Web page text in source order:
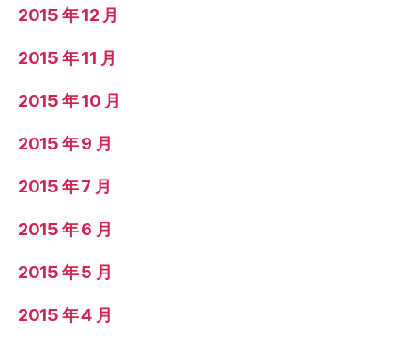
2015 年 12 月
2015 年 11 月
2015 年 10 月
2015 年 9 月
2015 年 7 月
2015 年 6 月
2015 年 5 月
2015 年 4 月